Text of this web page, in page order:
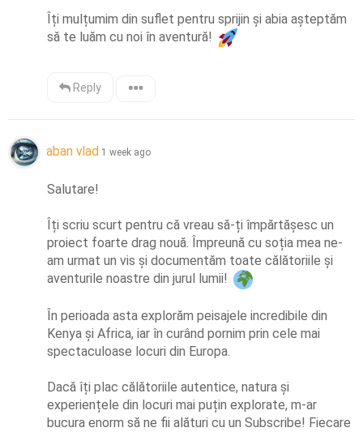
Îți mulțumim din suflet pentru sprijin și abia așteptăm
să te luăm cu noi în aventură!
Reply
aban vlad 1 week ago
Salutare!
Îți scriu scurt pentru că vreau să-ți împărtășesc un
proiect foarte drag nouă. Împreună cu soția mea ne-
am urmat un vis și documentăm toate călătoriile și
aventurile noastre din jurul lumii!
În perioada asta explorăm peisajele incredibile din
Kenya și Africa, iar în curând pornim prin cele mai
spectaculoase locuri din Europa.
Dacă îți plac călătoriile autentice, natura și
experiențele din locuri mai puțin explorate, m-ar
bucura enorm să ne fii alături cu un Subscribe! Fiecare